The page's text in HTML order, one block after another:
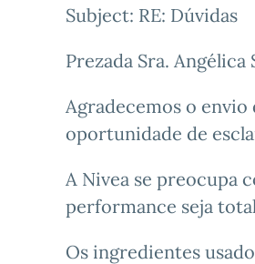
Subject: RE: Dúvidas
Prezada Sra. Angélica
Agradecemos o envio
oportunidade de
A Nivea se preocupa
performance seja
Os ingredientes